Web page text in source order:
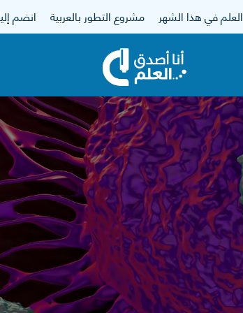
العلم في هذا الشهر مشروع التطور بالعربية انضم